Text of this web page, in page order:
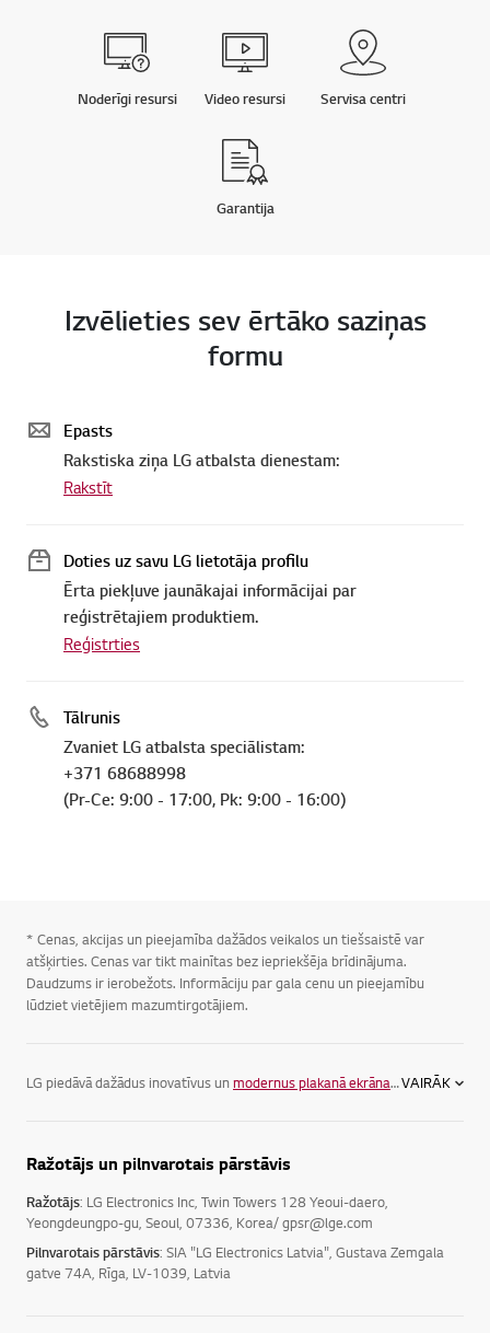
Noderīgi resursi Video resursi Servisa centri
Garantija
Izvēlieties sev ērtāko saziņas
formu
Epasts
Rakstiska ziņa LG atbalsta dienestam:
Rakstīt
Doties uz savu LG lietotāja profilu
Ērta piekļuve jaunākajai informācijai par
reģistrētajiem produktiem.
Reģistrties
Tālrunis
Zvaniet LG atbalsta speciālistam:
+371 68688998
(Pr-Ce: 9:00 - 17:00, Pk: 9:00 - 16:00)
* Cenas, akcijas un pieejamība dažādos veikalos un tiešsaistē var
atšķirties. Cenas var tikt mainītas bez iepriekšēja brīdinājuma.
Daudzums ir ierobežots. Informāciju par gala cenu un pieejamību
lūdziet vietējiem mazumtirgotājiem.
LG piedāvā dažādus inovatīvus unmodernus plakanā ekrāna televizorus , lai
VAIRĀK
Ražotājs un pilnvarotais pārstāvis
Ražotājs: LG Electronics Inc, Twin Towers 128 Yeoui-daero,
Yeongdeungpo-gu, Seoul, 07336, Korea/ gpsr@lge.com
Pilnvarotais pārstāvis: SIA "LG Electronics Latvia", Gustava Zemgala
gatve 74A, Rīga, LV-1039, Latvia